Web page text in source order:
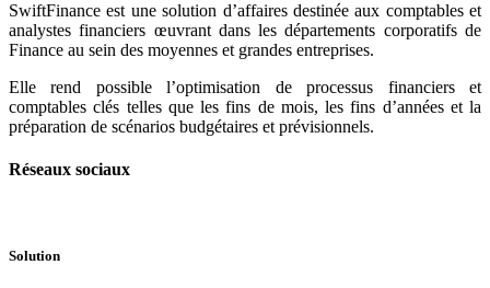
SwiftFinance est une solution d’affaires destinée aux comptables et
analystes financiers œuvrant dans les départements corporatifs de
Finance au sein des moyennes et grandes entreprises.
Elle rend possible l’optimisation de processus financiers et
comptables clés telles que les fins de mois, les fins d’années et la
préparation de scénarios budgétaires et prévisionnels.
Réseaux sociaux
Solution